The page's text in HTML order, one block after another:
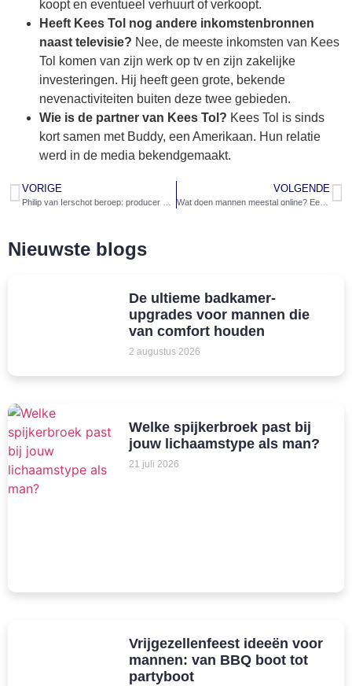
koopt en eventueel verhuurt of verkoopt.
Heeft Kees Tol nog andere inkomstenbronnen
naast televisie? Nee, de meeste inkomsten van Kees
Tol komen van zijn werk op tv en zijn zakelijke
investeringen. Hij heeft geen grote, bekende
nevenactiviteiten buiten deze twee gebieden.
Wie is de partner van Kees Tol? Kees Tol is sinds
kort samen met Buddy, een Amerikaan. Hun relatie
werd in de media bekendgemaakt.
VORIGE VOLGENDE
Wat doen mannen meestal online? Een blik op digitale gewoonten
Nieuwste blogs
De ultieme badkamer-
upgrades voor mannen die
van comfort houden
2 augustus 2026
Welke spijkerbroek past bij
jouw lichaamstype als man?
21 juli 2026
Vrijgezellenfeest ideeën voor
mannen: van BBQ boot tot
partyboot